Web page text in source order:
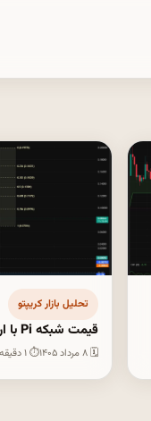
تحلیل بازار کریپتو
قیمت شبکه Pi با ارتقای پروتکل 26 7 درصد افزایش یافت
🗓 ۸ مرداد ۱۴۰۵ ⏱ ۱ دقیقه